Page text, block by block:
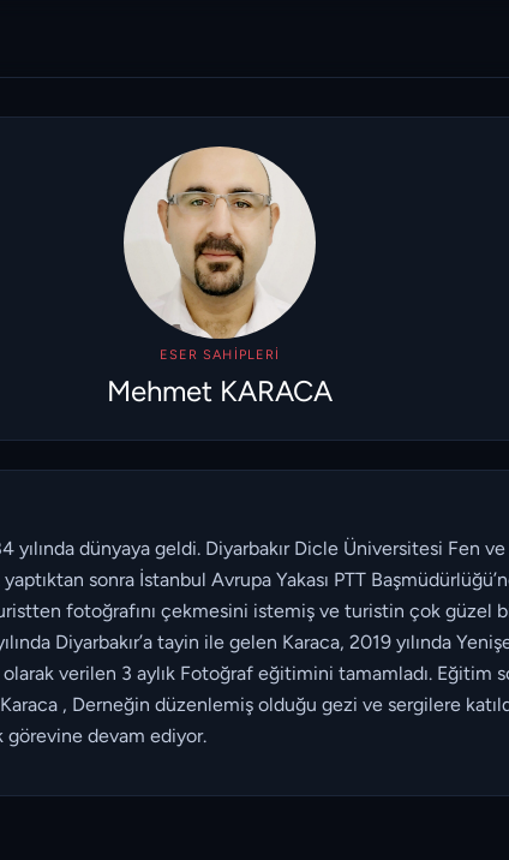
ESER SAHIPLERI
Mehmet KARACA
yılında dünyaya geldi. Diyarbakır Dicle Üniversitesi Fen
sonra İstanbul Avrupa Yakası PTT
fotoğrafını çekmesini istemiş ve turistin çok
Diyarbakır’a tayin ile gelen Karaca, 2019 yılında
verilen 3 aylık Fotoğraf eğitimini tamamladı. Eğitim
, Derneğin düzenlemiş olduğu gezi ve sergilere
görevine devam ediyor.